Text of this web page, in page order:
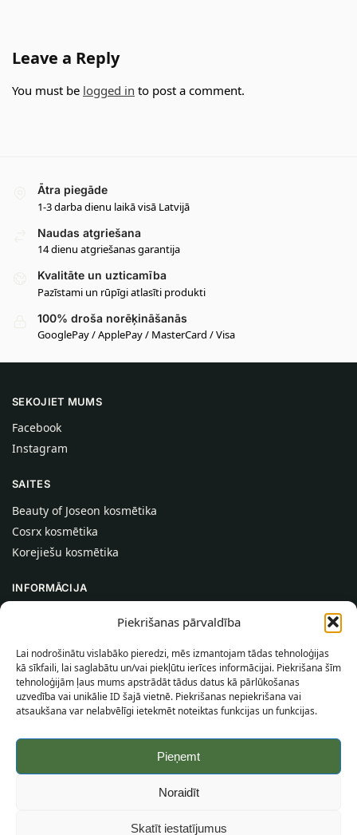
Piekrišanas pārvaldība
Lai nodrošinātu vislabāko pieredzi, mēs izmantojam tādas tehnoloģijas
kā sīkfaili, lai saglabātu un/vai piekļūtu ierīces informācijai. Piekrišana šīm
tehnoloģijām ļaus mums apstrādāt tādus datus kā pārlūkošanas
uzvedība vai unikālie ID šajā vietnē. Piekrišanas nepiekrišana vai
atsaukšana var nelabvēlīgi ietekmēt noteiktas funkcijas un funkcijas.
Pieņemt
Noraidīt
Skatīt iestatījumus
Leave a Reply
You must be logged in to post a comment.
Ātra piegāde
1-3 darba dienu laikā visā Latvijā
Naudas atgriešana
14 dienu atgriešanas garantija
Kvalitāte un uzticamība
Pazīstami un rūpīgi atlasīti produkti
100% droša norēķināšanās
GooglePay / ApplePay / MasterCard / Visa
SEKOJIET MUMS
Facebook
Instagram
SAITES
Beauty of Joseon kosmētika
Cosrx kosmētika
Korejiešu kosmētika
INFORMĀCIJA
Palīdzība
INFORMĀCIJA PIRCĒJAM
Piegādes nosacījumi
Noteikumi un nosacījumi
Vietnes karte